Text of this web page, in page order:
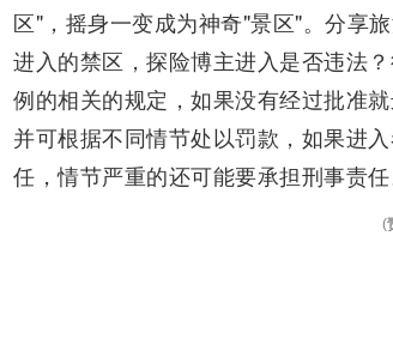
区"，摇身一变成为神奇"景区"。分享
进入的禁区，探险博主进入是否违法
例的相关的规定，如果没有经过批准
并可根据不同情节处以罚款，如果进
任，情节严重的还可能要承担刑事责任
(